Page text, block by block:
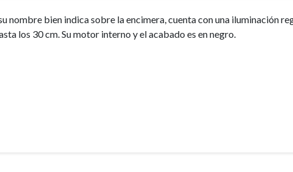
nombre bien indica sobre la encimera, cuenta con una iluminación
los 30 cm. Su motor interno y el acabado es en negro.